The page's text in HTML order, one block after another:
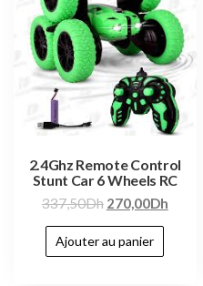
2.4Ghz Remote Control
Stunt Car 6 Wheels RC
337,50Dh 270,00Dh
Ajouter au panier